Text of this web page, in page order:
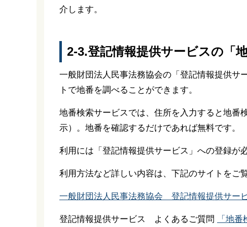
介します。
2-3.登記情報提供サービスの「
一般財団法人民事法務協会の「登記情報提供サ
トで地番を調べることができます。
地番検索サービスでは、住所を入力すると地番
示）。地番を確認するだけであれば無料です。
利用には「登記情報提供サービス」への登録が
利用方法など詳しい内容は、下記のサイトをご
一般財団法人民事法務協会 登記情報提供サー
登記情報提供サービス よくあるご質問 「地